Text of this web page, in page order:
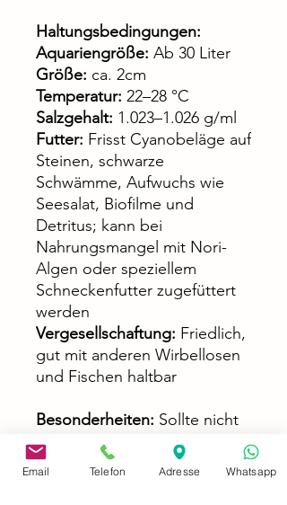
Haltungsbedingungen:
Aquariengröße: Ab 30 Liter
Größe: ca. 2cm
Temperatur: 22–28 °C
Salzgehalt: 1.023–1.026 g/ml
Futter: Frisst Cyanobeläge auf
Steinen, schwarze
Schwämme, Aufwuchs wie
Seesalat, Biofilme und
Detritus; kann bei
Nahrungsmangel mit Nori-
Algen oder speziellem
Schneckenfutter zugefüttert
werden
Vergesellschaftung: Friedlich,
gut mit anderen Wirbellosen
und Fischen haltbar
Besonderheiten: Sollte nicht
mit Schneckenfressern wie
Raubschnecken oder
Email Telefon Adresse Whatsapp